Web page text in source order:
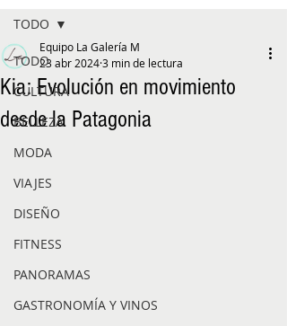
TODO
CULTURA
BELLEZA
MODA
VIAJES
DISEÑO
FITNESS
PANORAMAS
GASTRONOMÍA Y VINOS
TODO
Kia: Evolución en movimiento
desde la Patagonia
Equipo La Galería M
23 abr 20243 min de lectura